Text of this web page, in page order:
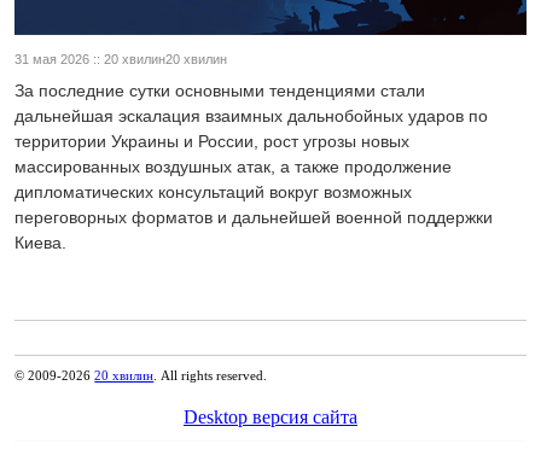
31 мая 2026 :: 20 хвилин20 хвилин
За последние сутки основными тенденциями стали
дальнейшая эскалация взаимных дальнобойных ударов по
территории Украины и России, рост угрозы новых
массированных воздушных атак, а также продолжение
дипломатических консультаций вокруг возможных
переговорных форматов и дальнейшей военной поддержки
Киева.
© 2009-202620 хвилин . All rights reserved.
Desktop версия сайта